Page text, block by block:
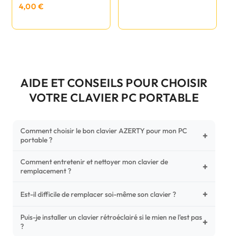
4,00 €
AIDE ET CONSEILS POUR CHOISIR
VOTRE CLAVIER PC PORTABLE
Comment choisir le bon clavier AZERTY pour mon PC
portable ?
+
Pour ne pas vous tromper, vérifiez trois points critiques sur
votre clavier d'origine : la disposition (AZERTY Français), la
photos HD) et l'emplacement des fixations (vis ou clips) au
Comment entretenir et nettoyer mon clavier de
remplacement ?
+
Un entretien régulier prolonge la vie de vos touches.
poussières sous les mécanismes. Pour le nettoyage,
privilégiez un chiffon microfibre très légèrement humide.
Est-il difficile de remplacer soi-même son clavier ? +
C'est une réparation accessible et très économique ! La
plupart des claviers sont simplement clipsés ou maintenus
Puis-je installer un clavier rétroéclairé si le mien ne l'est pas
?
+